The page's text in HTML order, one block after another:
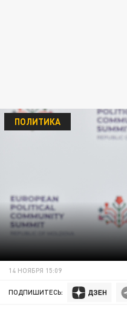
ПОЛИТИКА
14 НОЯБРЯ 15:09
ПОДПИШИТЕСЬ: